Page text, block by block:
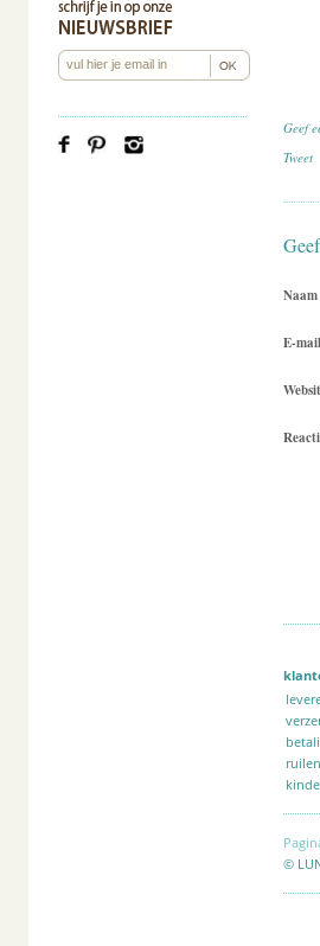
Geef
Tweet
Naam
E-mail
©